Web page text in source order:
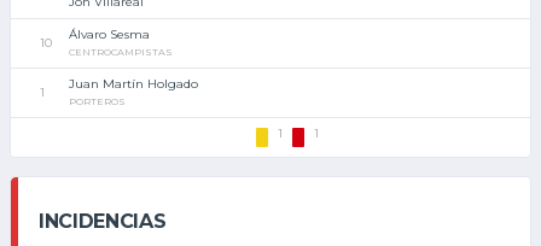
10
Álvaro Sesma
CENTROCAMPISTAS
1
Juan Martín Holgado
PORTEROS
1 1
INCIDENCIAS